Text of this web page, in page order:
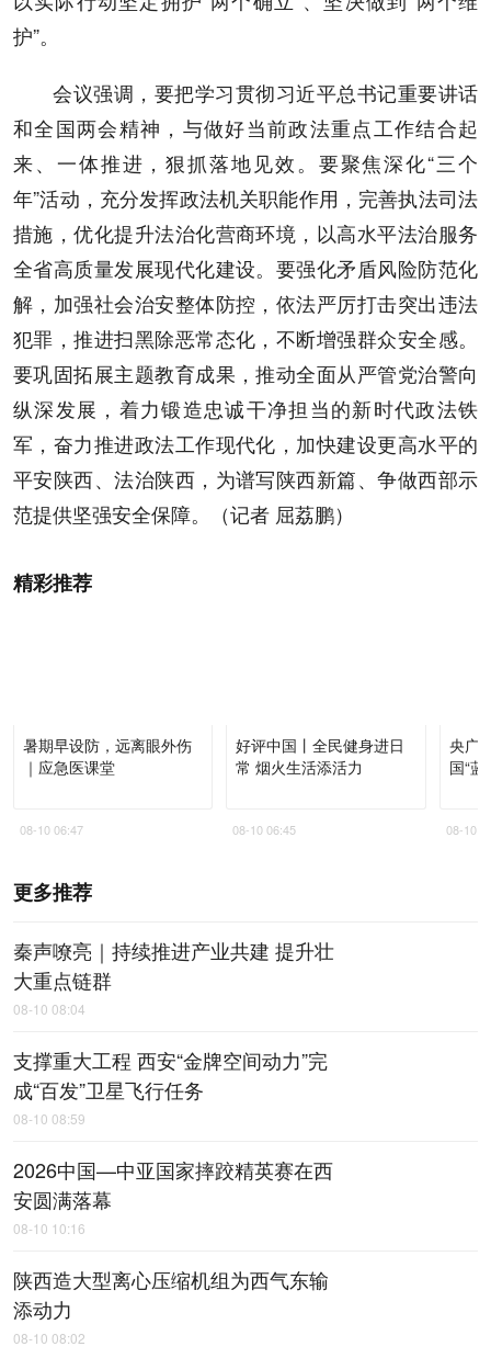
护”。
会议强调，要把学习贯彻习近平总书记重要讲话
和全国两会精神，与做好当前政法重点工作结合起
来、一体推进，狠抓落地见效。要聚焦深化“三个
年”活动，充分发挥政法机关职能作用，完善执法司法
措施，优化提升法治化营商环境，以高水平法治服务
全省高质量发展现代化建设。要强化矛盾风险防范化
解，加强社会治安整体防控，依法严厉打击突出违法
犯罪，推进扫黑除恶常态化，不断增强群众安全感。
要巩固拓展主题教育成果，推动全面从严管党治警向
纵深发展，着力锻造忠诚干净担当的新时代政法铁
军，奋力推进政法工作现代化，加快建设更高水平的
平安陕西、法治陕西，为谱写陕西新篇、争做西部示
范提供坚强安全保障。（记者 屈荔鹏）
精彩推荐
暑期早设防，远离眼外伤
｜应急医课堂
08-10 06:47
好评中国丨全民健身进日
常 烟火生活添活力
08-10 06:45
央广
国“
08-10
更多推荐
秦声嘹亮｜持续推进产业共建 提升壮
大重点链群
08-10 08:04
支撑重大工程 西安“金牌空间动力”完
成“百发”卫星飞行任务
08-10 08:59
2026中国—中亚国家摔跤精英赛在西
安圆满落幕
08-10 10:16
陕西造大型离心压缩机组为西气东输
添动力
08-10 08:02